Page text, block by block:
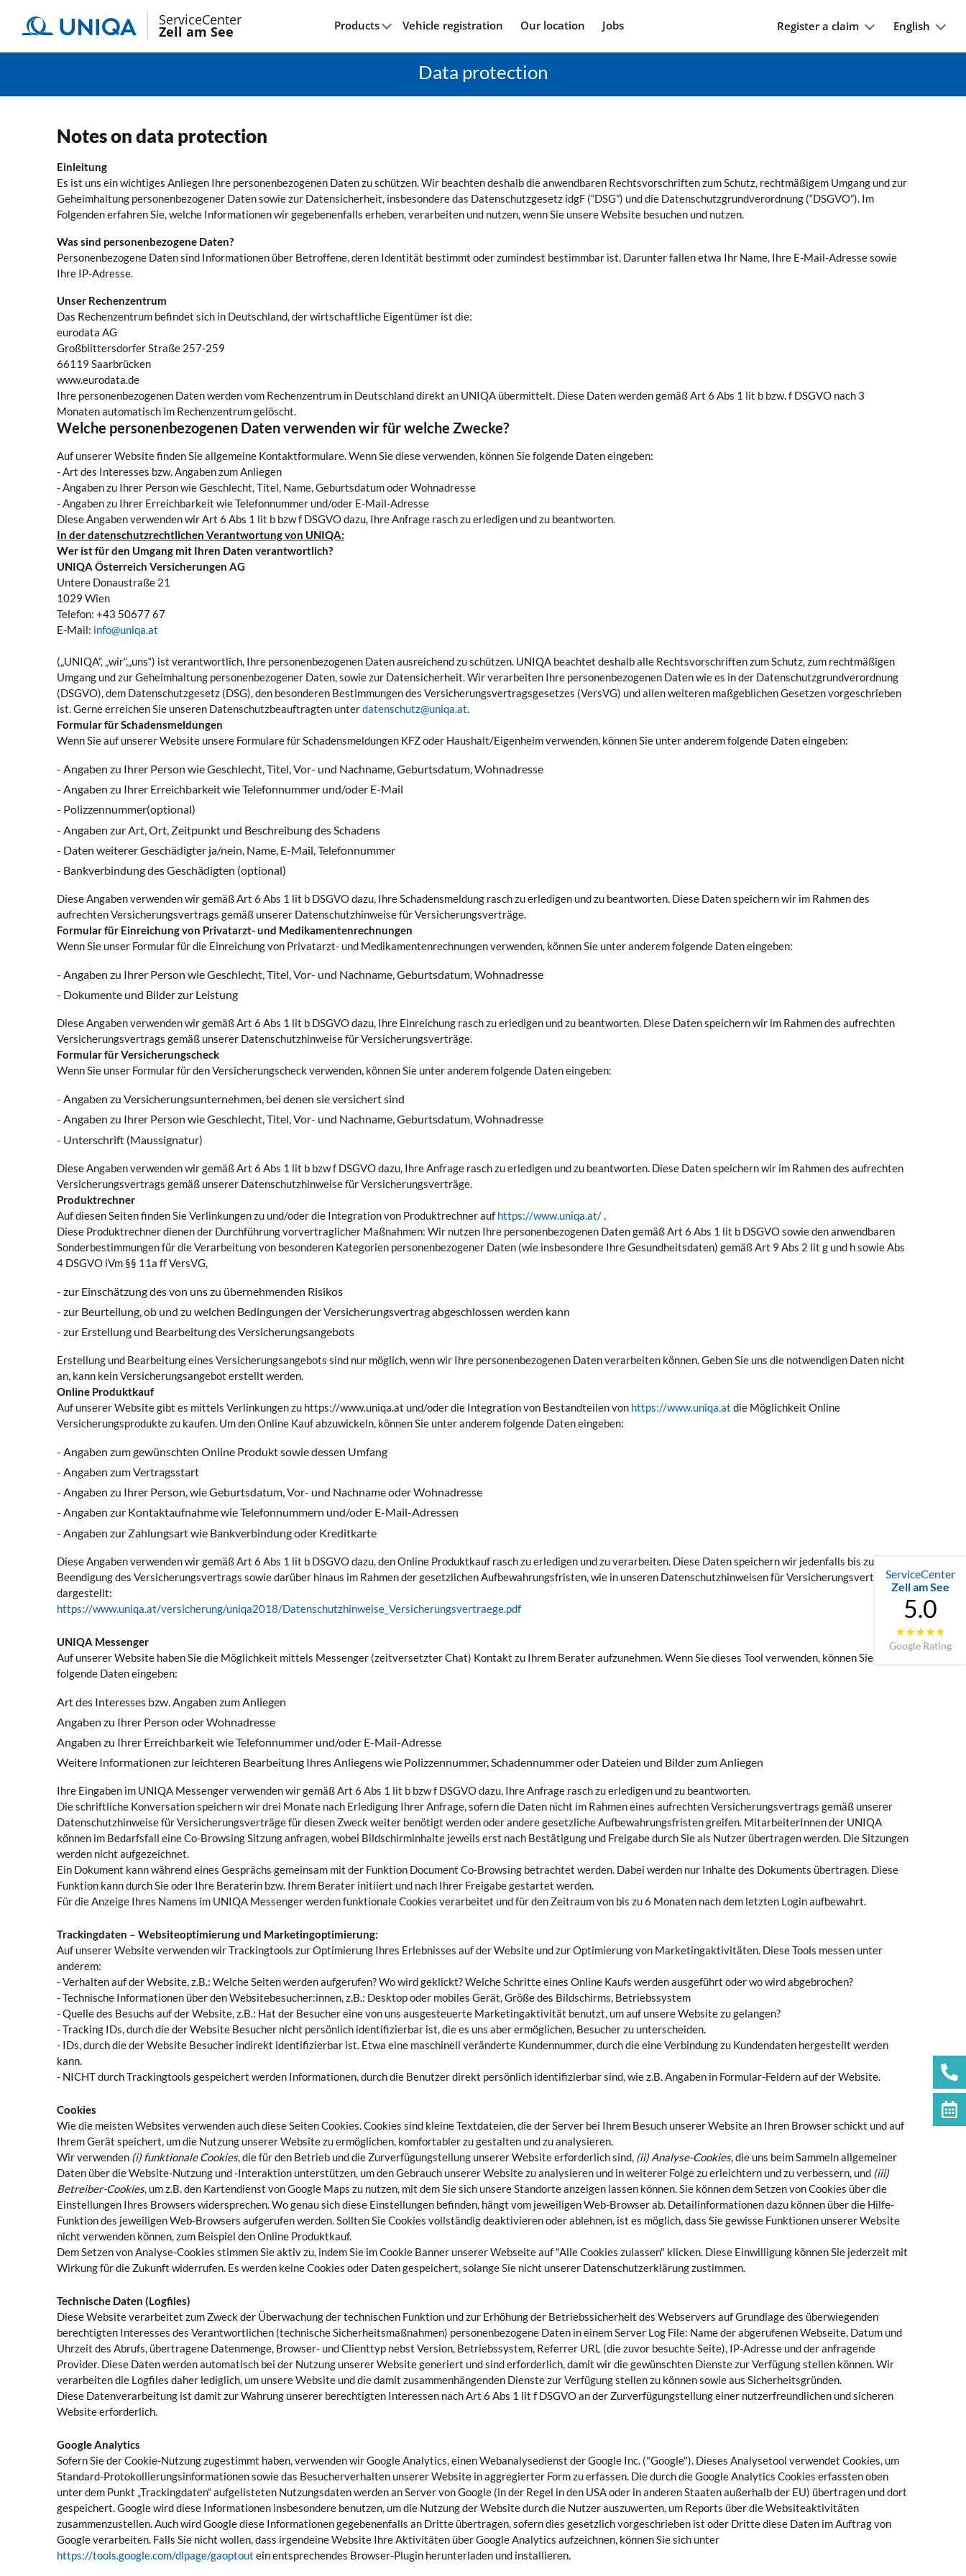
ServiceCenter
Zell am See Products Vehicle registration Our location Jobs Register a claim English
ServiceCenter
Zell am See
5.0
Google Rating
Data protection
Notes on data protection
Einleitung
Es ist uns ein wichtiges Anliegen Ihre personenbezogenen Daten zu schützen. Wir beachten deshalb die anwendbaren Rechtsvorschriften zum Schutz, rechtmäßigem Umgang und zur
Geheimhaltung personenbezogener Daten sowie zur Datensicherheit, insbesondere das Datenschutzgesetz idgF (“DSG”) und die Datenschutzgrundverordnung (“DSGVO”). Im
Folgenden erfahren Sie, welche Informationen wir gegebenenfalls erheben, verarbeiten und nutzen, wenn Sie unsere Website besuchen und nutzen.
Was sind personenbezogene Daten?
Personenbezogene Daten sind Informationen über Betroffene, deren Identität bestimmt oder zumindest bestimmbar ist. Darunter fallen etwa Ihr Name, Ihre E-Mail-Adresse sowie
Ihre IP-Adresse.
Unser Rechenzentrum
Das Rechenzentrum befindet sich in Deutschland, der wirtschaftliche Eigentümer ist die:
eurodata AG
Großblittersdorfer Straße 257-259
66119 Saarbrücken
www.eurodata.de
Ihre personenbezogenen Daten werden vom Rechenzentrum in Deutschland direkt an UNIQA übermittelt. Diese Daten werden gemäß Art 6 Abs 1 lit b bzw. f DSGVO nach 3
Monaten automatisch im Rechenzentrum gelöscht.
Welche personenbezogenen Daten verwenden wir für welche Zwecke?
Auf unserer Website finden Sie allgemeine Kontaktformulare. Wenn Sie diese verwenden, können Sie folgende Daten eingeben:
- Art des Interesses bzw. Angaben zum Anliegen
- Angaben zu Ihrer Person wie Geschlecht, Titel, Name, Geburtsdatum oder Wohnadresse
- Angaben zu Ihrer Erreichbarkeit wie Telefonnummer und/oder E-Mail-Adresse
Diese Angaben verwenden wir Art 6 Abs 1 lit b bzw f DSGVO dazu, Ihre Anfrage rasch zu erledigen und zu beantworten.
In der datenschutzrechtlichen Verantwortung von UNIQA:
Wer ist für den Umgang mit Ihren Daten verantwortlich?
UNIQA Österreich Versicherungen AG
Untere Donaustraße 21
1029 Wien
Telefon: +43 50677 67
E-Mail: info@uniqa.at
(„UNIQA“, „wir“,„uns“) ist verantwortlich, Ihre personenbezogenen Daten ausreichend zu schützen. UNIQA beachtet deshalb alle Rechtsvorschriften zum Schutz, zum rechtmäßigen
Umgang und zur Geheimhaltung personenbezogener Daten, sowie zur Datensicherheit. Wir verarbeiten Ihre personenbezogenen Daten wie es in der Datenschutzgrundverordnung
(DSGVO), dem Datenschutzgesetz (DSG), den besonderen Bestimmungen des Versicherungsvertragsgesetzes (VersVG) und allen weiteren maßgeblichen Gesetzen vorgeschrieben
ist. Gerne erreichen Sie unseren Datenschutzbeauftragten unterdatenschutz@uniqa.at.
Formular für Schadensmeldungen
Wenn Sie auf unserer Website unsere Formulare für Schadensmeldungen KFZ oder Haushalt/Eigenheim verwenden, können Sie unter anderem folgende Daten eingeben:
- Angaben zu Ihrer Person wie Geschlecht, Titel, Vor- und Nachname, Geburtsdatum, Wohnadresse
- Angaben zu Ihrer Erreichbarkeit wie Telefonnummer und/oder E-Mail
- Polizzennummer(optional)
- Angaben zur Art, Ort, Zeitpunkt und Beschreibung des Schadens
- Daten weiterer Geschädigter ja/nein, Name, E-Mail, Telefonnummer
- Bankverbindung des Geschädigten (optional)
Diese Angaben verwenden wir gemäß Art 6 Abs 1 lit b DSGVO dazu, Ihre Schadensmeldung rasch zu erledigen und zu beantworten. Diese Daten speichern wir im Rahmen des
aufrechten Versicherungsvertrags gemäß unserer Datenschutzhinweise für Versicherungsverträge.
Formular für Einreichung von Privatarzt- und Medikamentenrechnungen
Wenn Sie unser Formular für die Einreichung von Privatarzt- und Medikamentenrechnungen verwenden, können Sie unter anderem folgende Daten eingeben:
- Angaben zu Ihrer Person wie Geschlecht, Titel, Vor- und Nachname, Geburtsdatum, Wohnadresse
- Dokumente und Bilder zur Leistung
Diese Angaben verwenden wir gemäß Art 6 Abs 1 lit b DSGVO dazu, Ihre Einreichung rasch zu erledigen und zu beantworten. Diese Daten speichern wir im Rahmen des aufrechten
Versicherungsvertrags gemäß unserer Datenschutzhinweise für Versicherungsverträge.
Formular für Versicherungscheck
Wenn Sie unser Formular für den Versicherungscheck verwenden, können Sie unter anderem folgende Daten eingeben:
- Angaben zu Versicherungsunternehmen, bei denen sie versichert sind
- Angaben zu Ihrer Person wie Geschlecht, Titel, Vor- und Nachname, Geburtsdatum, Wohnadresse
- Unterschrift (Maussignatur)
Diese Angaben verwenden wir gemäß Art 6 Abs 1 lit b bzw f DSGVO dazu, Ihre Anfrage rasch zu erledigen und zu beantworten. Diese Daten speichern wir im Rahmen des aufrechten
Versicherungsvertrags gemäß unserer Datenschutzhinweise für Versicherungsverträge.
Produktrechner
Auf diesen Seiten finden Sie Verlinkungen zu und/oder die Integration von Produktrechner auf https://www.uniqa.at/
Diese Produktrechner dienen der Durchführung vorvertraglicher Maßnahmen: Wir nutzen Ihre personenbezogenen Daten gemäß Art 6 Abs 1 lit b DSGVO sowie den anwendbaren
Sonderbestimmungen für die Verarbeitung von besonderen Kategorien personenbezogener Daten (wie insbesondere Ihre Gesundheitsdaten) gemäß Art 9 Abs 2 lit g und h sowie Abs
4 DSGVO iVm §§ 11a ff VersVG,
- zur Einschätzung des von uns zu übernehmenden Risikos
- zur Beurteilung, ob und zu welchen Bedingungen der Versicherungsvertrag abgeschlossen werden kann
- zur Erstellung und Bearbeitung des Versicherungsangebots
Erstellung und Bearbeitung eines Versicherungsangebots sind nur möglich, wenn wir Ihre personenbezogenen Daten verarbeiten können. Geben Sie uns die notwendigen Daten nicht
an, kann kein Versicherungsangebot erstellt werden.
Online Produktkauf
Auf unserer Website gibt es mittels Verlinkungen zu https://www.uniqa.at und/oder die Integration von Bestandteilen von https://www.uniqa.at die Möglichkeit Online
Versicherungsprodukte zu kaufen. Um den Online Kauf abzuwickeln, können Sie unter anderem folgende Daten eingeben:
- Angaben zum gewünschten Online Produkt sowie dessen Umfang
- Angaben zum Vertragsstart
- Angaben zu Ihrer Person, wie Geburtsdatum, Vor- und Nachname oder Wohnadresse
- Angaben zur Kontaktaufnahme wie Telefonnummern und/oder E-Mail-Adressen
- Angaben zur Zahlungsart wie Bankverbindung oder Kreditkarte
Diese Angaben verwenden wir gemäß Art 6 Abs 1 lit b DSGVO dazu, den Online Produktkauf rasch zu erledigen und zu verarbeiten. Diese Daten speichern wir jedenfalls bis zur
Beendigung des Versicherungsvertrags sowie darüber hinaus im Rahmen der gesetzlichen Aufbewahrungsfristen, wie in unseren Datenschutzhinweisen für Versicherungsverträge
dargestellt:
https://www.uniqa.at/versicherung/uniqa2018/Datenschutzhinweise_Versicherungsvertraege.pdf
UNIQA Messenger
Auf unserer Website haben Sie die Möglichkeit mittels Messenger (zeitversetzter Chat) Kontakt zu Ihrem Berater aufzunehmen. Wenn Sie dieses Tool verwenden, können Sie
folgende Daten eingeben:
Art des Interesses bzw. Angaben zum Anliegen
Angaben zu Ihrer Person oder Wohnadresse
Angaben zu Ihrer Erreichbarkeit wie Telefonnummer und/oder E-Mail-Adresse
Weitere Informationen zur leichteren Bearbeitung Ihres Anliegens wie Polizzennummer, Schadennummer oder Dateien und Bilder zum Anliegen
Ihre Eingaben im UNIQA Messenger verwenden wir gemäß Art 6 Abs 1 lit b bzw f DSGVO dazu, Ihre Anfrage rasch zu erledigen und zu beantworten.
Die schriftliche Konversation speichern wir drei Monate nach Erledigung Ihrer Anfrage, sofern die Daten nicht im Rahmen eines aufrechten Versicherungsvertrags gemäß unserer
Datenschutzhinweise für Versicherungsverträge für diesen Zweck weiter benötigt werden oder andere gesetzliche Aufbewahrungsfristen greifen. MitarbeiterInnen der UNIQA
können im Bedarfsfall eine Co-Browsing Sitzung anfragen, wobei Bildschirminhalte jeweils erst nach Bestätigung und Freigabe durch Sie als Nutzer übertragen werden. Die Sitzungen
werden nicht aufgezeichnet.
Ein Dokument kann während eines Gesprächs gemeinsam mit der Funktion Document Co-Browsing betrachtet werden. Dabei werden nur Inhalte des Dokuments übertragen. Diese
Funktion kann durch Sie oder Ihre Beraterin bzw. Ihrem Berater initiiert und nach Ihrer Freigabe gestartet werden.
Für die Anzeige Ihres Namens im UNIQA Messenger werden funktionale Cookies verarbeitet und für den Zeitraum von bis zu 6 Monaten nach dem letzten Login aufbewahrt.
Trackingdaten – Websiteoptimierung und Marketingoptimierung:
Auf unserer Website verwenden wir Trackingtools zur Optimierung Ihres Erlebnisses auf der Website und zur Optimierung von Marketingaktivitäten. Diese Tools messen unter
anderem:
- Verhalten auf der Website, z.B.: Welche Seiten werden aufgerufen? Wo wird geklickt? Welche Schritte eines Online Kaufs werden ausgeführt oder wo wird abgebrochen?
- Technische Informationen über den Websitebesucher:innen, z.B.: Desktop oder mobiles Gerät, Größe des Bildschirms, Betriebssystem
- Quelle des Besuchs auf der Website, z.B.: Hat der Besucher eine von uns ausgesteuerte Marketingaktivität benutzt, um auf unsere Website zu gelangen?
- Tracking IDs, durch die der Website Besucher nicht persönlich identifizierbar ist, die es uns aber ermöglichen, Besucher zu unterscheiden.
- IDs, durch die der Website Besucher indirekt identifizierbar ist. Etwa eine maschinell veränderte Kundennummer, durch die eine Verbindung zu Kundendaten hergestellt werden
kann.
- NICHT durch Trackingtools gespeichert werden Informationen, durch die Benutzer direkt persönlich identifizierbar sind, wie z.B. Angaben in Formular-Feldern auf der Website.
Cookies
Wie die meisten Websites verwenden auch diese Seiten Cookies. Cookies sind kleine Textdateien, die der Server bei Ihrem Besuch unserer Website an Ihren Browser schickt und auf
Ihrem Gerät speichert, um die Nutzung unserer Website zu ermöglichen, komfortabler zu gestalten und zu analysieren.
Wir verwenden (i) funktionale Cookies, die für den Betrieb und die Zurverfügungstellung unserer Website erforderlich sind, (ii) Analyse-Cookies, die uns beim Sammeln allgemeiner
Daten über die Website-Nutzung und -Interaktion unterstützen, um den Gebrauch unserer Website zu analysieren und in weiterer Folge zu erleichtern und zu verbessern, und (iii)
Betreiber-Cookies, um z.B. den Kartendienst von Google Maps zu nutzen, mit dem Sie sich unsere Standorte anzeigen lassen können. Sie können dem Setzen von Cookies über die
Einstellungen Ihres Browsers widersprechen. Wo genau sich diese Einstellungen befinden, hängt vom jeweiligen Web-Browser ab. Detailinformationen dazu können über die Hilfe-
Funktion des jeweiligen Web-Browsers aufgerufen werden. Sollten Sie Cookies vollständig deaktivieren oder ablehnen, ist es möglich, dass Sie gewisse Funktionen unserer Website
nicht verwenden können, zum Beispiel den Online Produktkauf.
Dem Setzen von Analyse-Cookies stimmen Sie aktiv zu, indem Sie im Cookie Banner unserer Webseite auf "Alle Cookies zulassen" klicken. Diese Einwilligung können Sie jederzeit mit
Wirkung für die Zukunft widerrufen. Es werden keine Cookies oder Daten gespeichert, solange Sie nicht unserer Datenschutzerklärung zustimmen.
Technische Daten (Logfiles)
Diese Website verarbeitet zum Zweck der Überwachung der technischen Funktion und zur Erhöhung der Betriebssicherheit des Webservers auf Grundlage des überwiegenden
berechtigten Interesses des Verantwortlichen (technische Sicherheitsmaßnahmen) personenbezogene Daten in einem Server Log File: Name der abgerufenen Webseite, Datum und
Uhrzeit des Abrufs, übertragene Datenmenge, Browser- und Clienttyp nebst Version, Betriebssystem, Referrer URL (die zuvor besuchte Seite), IP-Adresse und der anfragende
Provider. Diese Daten werden automatisch bei der Nutzung unserer Website generiert und sind erforderlich, damit wir die gewünschten Dienste zur Verfügung stellen können. Wir
verarbeiten die Logfiles daher lediglich, um unsere Website und die damit zusammenhängenden Dienste zur Verfügung stellen zu können sowie aus Sicherheitsgründen.
Diese Datenverarbeitung ist damit zur Wahrung unserer berechtigten Interessen nach Art 6 Abs 1 lit f DSGVO an der Zurverfügungstellung einer nutzerfreundlichen und sicheren
Website erforderlich.
Google Analytics
Sofern Sie der Cookie-Nutzung zugestimmt haben, verwenden wir Google Analytics, einen Webanalysedienst der Google Inc. ("Google"). Dieses Analysetool verwendet Cookies, um
Standard-Protokollierungsinformationen sowie das Besucherverhalten unserer Website in aggregierter Form zu erfassen. Die durch die Google Analytics Cookies erfassten oben
unter dem Punkt „Trackingdaten“ aufgelisteten Nutzungsdaten werden an Server von Google (in der Regel in den USA oder in anderen Staaten außerhalb der EU) übertragen und dort
gespeichert. Google wird diese Informationen insbesondere benutzen, um die Nutzung der Website durch die Nutzer auszuwerten, um Reports über die Websiteaktivitäten
zusammenzustellen. Auch wird Google diese Informationen gegebenenfalls an Dritte übertragen, sofern dies gesetzlich vorgeschrieben ist oder Dritte diese Daten im Auftrag von
Google verarbeiten. Falls Sie nicht wollen, dass irgendeine Website Ihre Aktivitäten über Google Analytics aufzeichnen, können Sie sich unter
https://tools.google.com/dlpage/gaoptout ein entsprechendes Browser-Plugin herunterladen und installieren.